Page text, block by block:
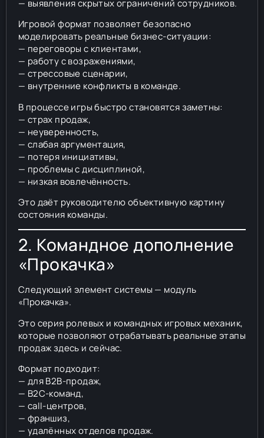
— выявления скрытых ограничений сотрудников.
Игровой формат позволяет безопасно
моделировать реальные бизнес-ситуации:
— переговоры с клиентами,
— работу с возражениями,
— стрессовые сценарии,
— внутренние конфликты в команде.
В процессе игры быстро становятся заметны:
— страх продаж,
— неуверенность,
— слабая аргументация,
— потеря инициативы,
— проблемы с дисциплиной,
— низкая вовлечённость.
Это даёт руководителю объективную картину
состояния команды.
2. Командное дополнение
«Прокачка»
Следующий элемент системы — модуль
«Прокачка».
Это серия ролевых и командных игровых механик,
которые позволяют отрабатывать реальные этапы
продаж здесь и сейчас.
Формат подходит:
— для B2B-продаж,
— B2C-команд,
— call-центров,
— франшиз,
— удалённых отделов продаж.